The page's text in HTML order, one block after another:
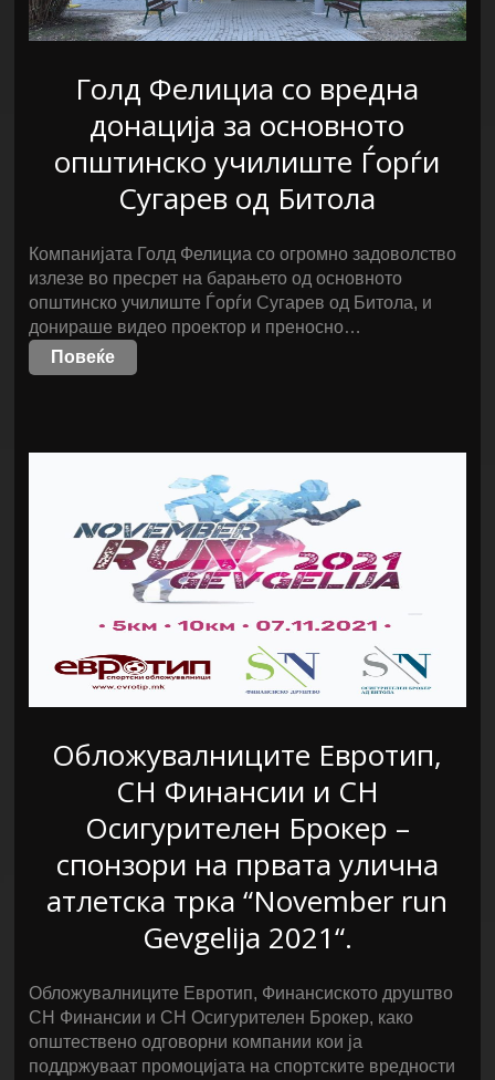
Голд Фелициа со вредна
донација за основното
општинско училиште Ѓорѓи
Сугарев од Битола
Компанијата Голд Фелициа со огромно задоволство
излезе во пресрет на барањето од основното
општинско училиште Ѓорѓи Сугарев од Битола, и
донираше видео проектор и преносно…
Повеќе
Обложувалниците Евротип,
СН Финансии и СН
Осигурителен Брокер –
спонзори на првата улична
атлетска трка “November run
Gevgelija 2021“.
Обложувалниците Евротип, Финансиското друштво
СН Финансии и СН Осигурителен Брокер, како
општествено одговорни компании кои ја
поддржуваат промоцијата на спортските вредности